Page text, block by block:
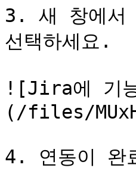
3. 새 창에서
선택하세요.
![Jira에 기
(/files/
4. 연동이 완